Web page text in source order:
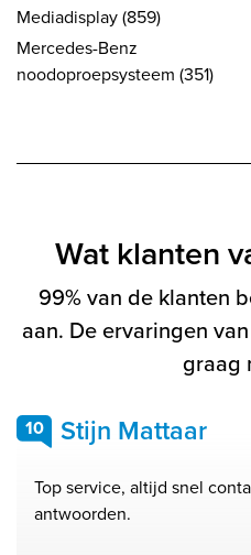
Mediadisplay (859)
Mercedes-Benz
noodoproepsysteem (351)
Wat klanten
99% van de klanten
aan. De ervaringen
graag
10 Stijn Mattaar
Top service, altijd snel
antwoorden.